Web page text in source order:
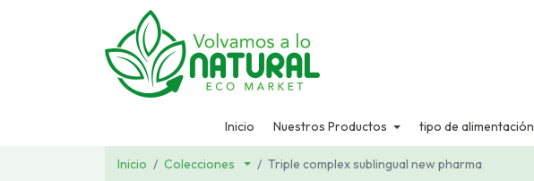
Inicio Nuestros Productos tipo de alimentación
Inicio Colecciones Triple complex sublingual new pharma